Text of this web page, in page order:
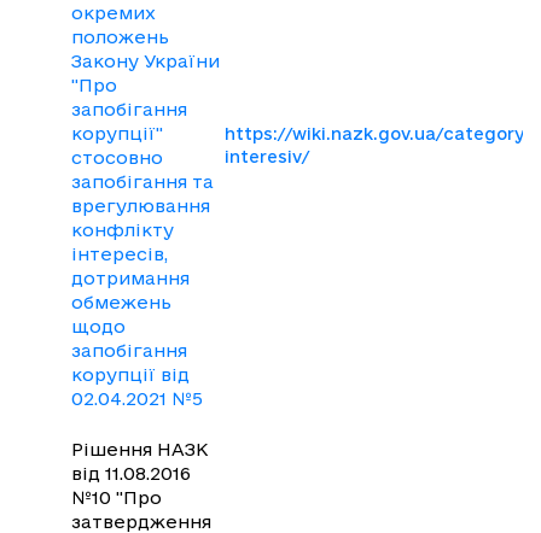
окремих
положень
Закону України
"Про
запобігання
корупції"
стосовно
запобігання та
врегулювання
конфлікту
інтересів,
дотримання
обмежень
щодо
запобігання
корупції від
02.04.2021 №5
https://wiki.nazk.gov.ua/category/
interesiv/
Рішення НАЗК
від 11.08.2016
№10 "Про
затвердження